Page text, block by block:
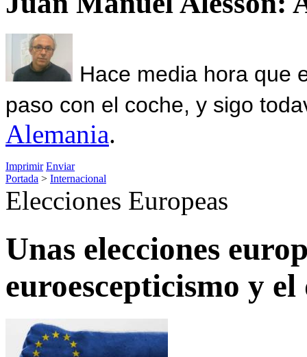
Hace media hora que
paso con el coche, y sigo
Alemania.
Imprimir Enviar
Portada > Internacional
Elecciones Europeas
Unas elecciones
euroescepticismo y